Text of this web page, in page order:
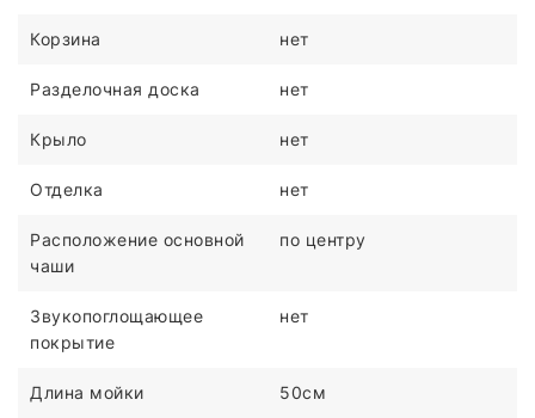
Корзина нет
Разделочная доска нет
Крыло нет
Отделка нет
Расположение основной
чаши
по центру
Звукопоглощающее
покрытие
нет
Длина мойки 50см